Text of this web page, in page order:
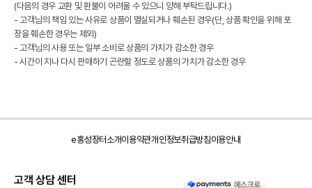
(다음의 경우 교환 및 환불이 어려울 수 있으니 양해 부탁드립니다.)
- 고객님의 책임 있는 사유로 상품이 멸실되거나 훼손된 경우(단, 상품 확인을 위해 포
장을 훼손한 경우는 제외)
- 고객님의 사용 또는 일부 소비로 상품의 가치가 감소한 경우
- 시간이 지나 다시 판매하기 곤란할 정도로 상품의 가치가 감소한 경우
e홍성장터소개이용약관개인정보취급방침이용안내
고객 상담 센터